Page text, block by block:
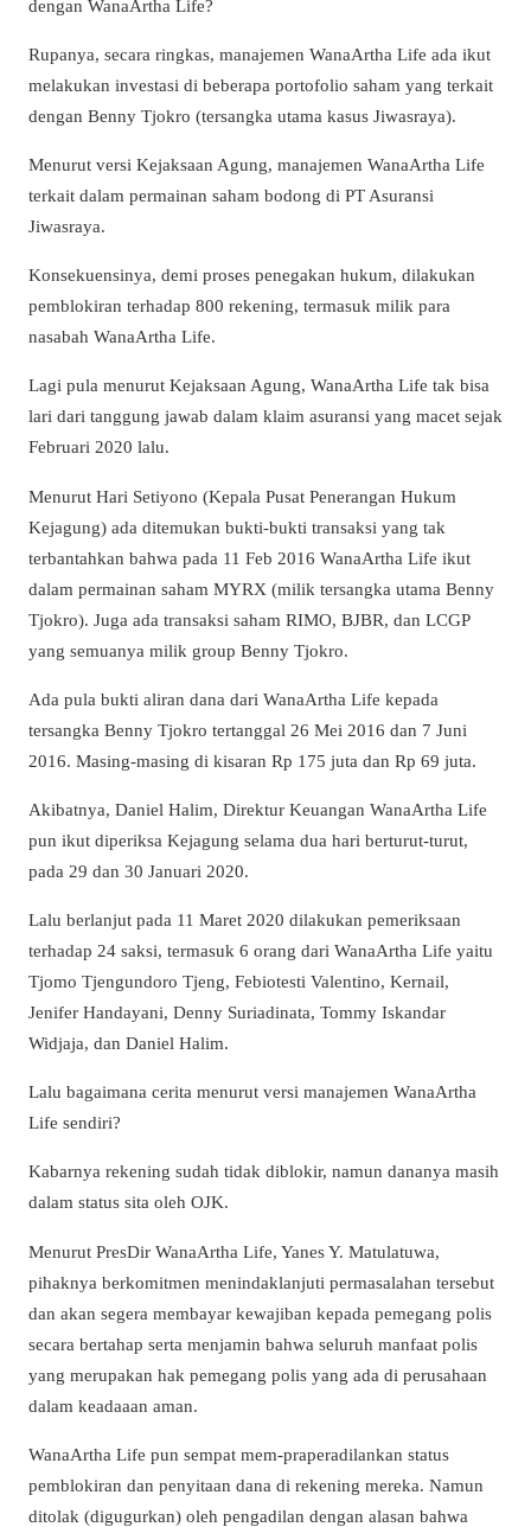
dengan WanaArtha Life?
Rupanya, secara ringkas, manajemen WanaArtha Life ada ikut
melakukan investasi di beberapa portofolio saham yang terkait
dengan Benny Tjokro (tersangka utama kasus Jiwasraya).
Menurut versi Kejaksaan Agung, manajemen WanaArtha Life
terkait dalam permainan saham bodong di PT Asuransi
Jiwasraya.
Konsekuensinya, demi proses penegakan hukum, dilakukan
pemblokiran terhadap 800 rekening, termasuk milik para
nasabah WanaArtha Life.
Lagi pula menurut Kejaksaan Agung, WanaArtha Life tak bisa
lari dari tanggung jawab dalam klaim asuransi yang macet sejak
Februari 2020 lalu.
Menurut Hari Setiyono (Kepala Pusat Penerangan Hukum
Kejagung) ada ditemukan bukti-bukti transaksi yang tak
terbantahkan bahwa pada 11 Feb 2016 WanaArtha Life ikut
dalam permainan saham MYRX (milik tersangka utama Benny
Tjokro). Juga ada transaksi saham RIMO, BJBR, dan LCGP
yang semuanya milik group Benny Tjokro.
Ada pula bukti aliran dana dari WanaArtha Life kepada
tersangka Benny Tjokro tertanggal 26 Mei 2016 dan 7 Juni
2016. Masing-masing di kisaran Rp 175 juta dan Rp 69 juta.
Akibatnya, Daniel Halim, Direktur Keuangan WanaArtha Life
pun ikut diperiksa Kejagung selama dua hari berturut-turut,
pada 29 dan 30 Januari 2020.
Lalu berlanjut pada 11 Maret 2020 dilakukan pemeriksaan
terhadap 24 saksi, termasuk 6 orang dari WanaArtha Life yaitu
Tjomo Tjengundoro Tjeng, Febiotesti Valentino, Kernail,
Jenifer Handayani, Denny Suriadinata, Tommy Iskandar
Widjaja, dan Daniel Halim.
Lalu bagaimana cerita menurut versi manajemen WanaArtha
Life sendiri?
Kabarnya rekening sudah tidak diblokir, namun dananya masih
dalam status sita oleh OJK.
Menurut PresDir WanaArtha Life, Yanes Y. Matulatuwa,
pihaknya berkomitmen menindaklanjuti permasalahan tersebut
dan akan segera membayar kewajiban kepada pemegang polis
secara bertahap serta menjamin bahwa seluruh manfaat polis
yang merupakan hak pemegang polis yang ada di perusahaan
dalam keadaaan aman.
WanaArtha Life pun sempat mem-praperadilankan status
pemblokiran dan penyitaan dana di rekening mereka. Namun
ditolak (digugurkan) oleh pengadilan dengan alasan bahwa